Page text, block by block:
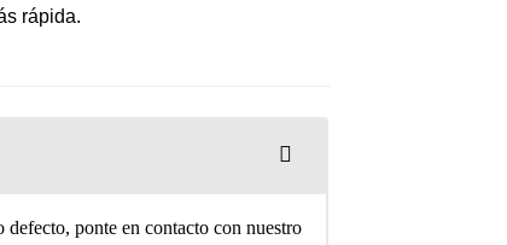
rápida.
ponte en contacto con nuestro